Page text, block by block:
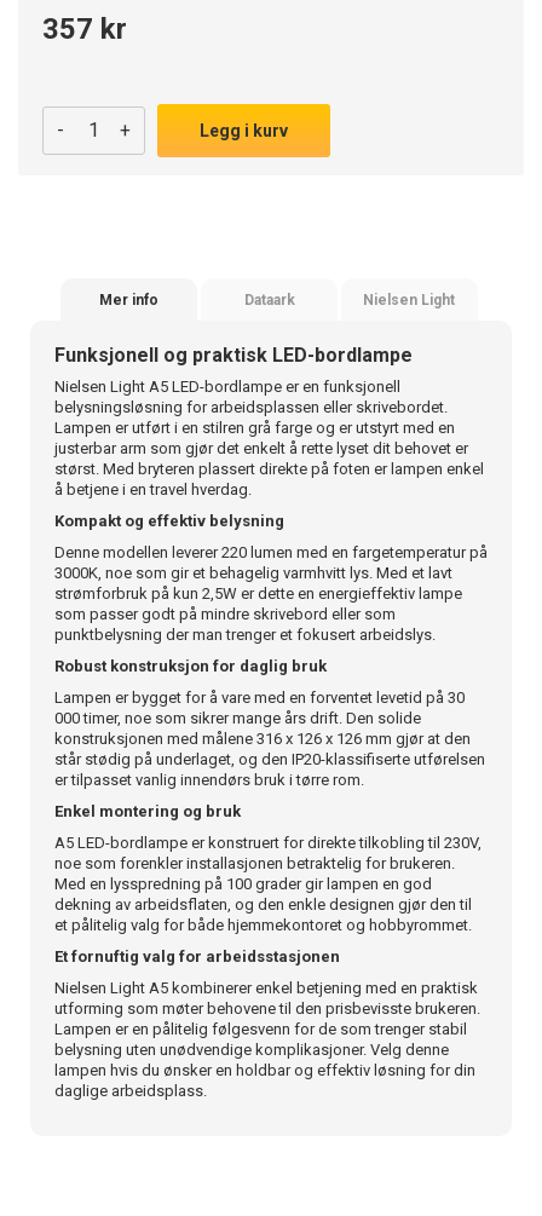
357 kr
- + Legg i kurv
Mer info Dataark Nielsen Light
Funksjonell og praktisk LED-bordlampe
Nielsen Light A5 LED-bordlampe er en funksjonell
belysningsløsning for arbeidsplassen eller skrivebordet.
Lampen er utført i en stilren grå farge og er utstyrt med en
justerbar arm som gjør det enkelt å rette lyset dit behovet er
størst. Med bryteren plassert direkte på foten er lampen enkel
å betjene i en travel hverdag.
Kompakt og effektiv belysning
Denne modellen leverer 220 lumen med en fargetemperatur på
3000K, noe som gir et behagelig varmhvitt lys. Med et lavt
strømforbruk på kun 2,5W er dette en energieffektiv lampe
som passer godt på mindre skrivebord eller som
punktbelysning der man trenger et fokusert arbeidslys.
Robust konstruksjon for daglig bruk
Lampen er bygget for å vare med en forventet levetid på 30
000 timer, noe som sikrer mange års drift. Den solide
konstruksjonen med målene 316 x 126 x 126 mm gjør at den
står stødig på underlaget, og den IP20-klassifiserte utførelsen
er tilpasset vanlig innendørs bruk i tørre rom.
Enkel montering og bruk
A5 LED-bordlampe er konstruert for direkte tilkobling til 230V,
noe som forenkler installasjonen betraktelig for brukeren.
Med en lysspredning på 100 grader gir lampen en god
dekning av arbeidsflaten, og den enkle designen gjør den til
et pålitelig valg for både hjemmekontoret og hobbyrommet.
Et fornuftig valg for arbeidsstasjonen
Nielsen Light A5 kombinerer enkel betjening med en praktisk
utforming som møter behovene til den prisbevisste brukeren.
Lampen er en pålitelig følgesvenn for de som trenger stabil
belysning uten unødvendige komplikasjoner. Velg denne
lampen hvis du ønsker en holdbar og effektiv løsning for din
daglige arbeidsplass.